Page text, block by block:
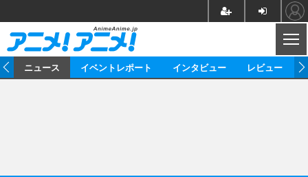
ニュース イベントレポート インタビュー レビュー